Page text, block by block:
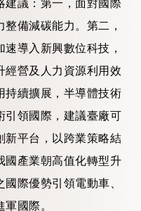
建議：第一，面對國際
備減碳能力。第二，
導入新興數位科技，
經營及人力資源利用效
持續擴展，半導體技術
引領國際，建議臺廠可
新平台，以跨業策略結
國產業朝高值化轉型升
際優勢引領電動車、
國際。